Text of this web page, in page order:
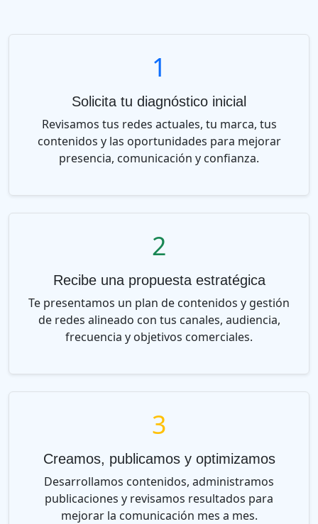
1
Solicita tu diagnóstico inicial
Revisamos tus redes actuales, tu marca, tus
contenidos y las oportunidades para mejorar
presencia, comunicación y confianza.
2
Recibe una propuesta estratégica
Te presentamos un plan de contenidos y gestión
de redes alineado con tus canales, audiencia,
frecuencia y objetivos comerciales.
3
Creamos, publicamos y optimizamos
Desarrollamos contenidos, administramos
publicaciones y revisamos resultados para
mejorar la comunicación mes a mes.